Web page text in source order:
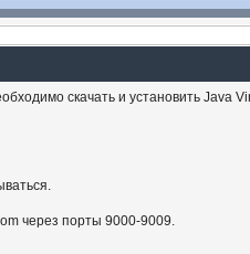
скачать и установить
через порты 9000-9009.